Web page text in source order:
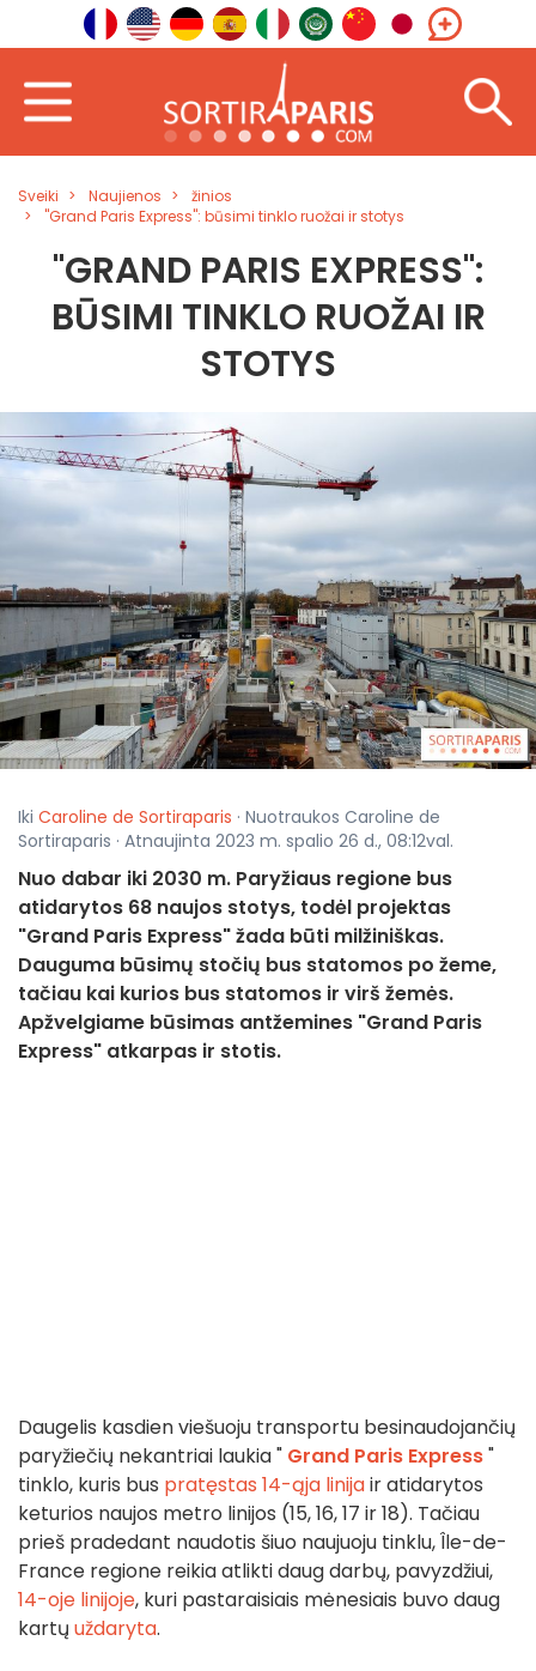
Sveiki Naujienos
žinios
"Grand Paris Express": būsimi tinklo ruožai ir stotys
"GRAND PARIS EXPRESS":
BŪSIMI TINKLO RUOŽAI IR
STOTYS
Iki Caroline de Sortiraparis · Nuotraukos Caroline de
Sortiraparis · Atnaujinta 2023 m. spalio 26 d., 08:12val.
Nuo dabar iki 2030 m. Paryžiaus regione bus
atidarytos 68 naujos stotys, todėl projektas
"Grand Paris Express" žada būti milžiniškas.
Dauguma būsimų stočių bus statomos po žeme,
tačiau kai kurios bus statomos ir virš žemės.
Apžvelgiame būsimas antžemines "Grand Paris
Express" atkarpas ir stotis.
Daugelis kasdien viešuoju transportu besinaudojančių
paryžiečių nekantriai laukia " Grand Paris Express"
tinklo, kuris bus pratęstas 14-ąja linijair atidarytos
keturios naujos metro linijos (15, 16, 17 ir 18). Tačiau
prieš pradedant naudotis šiuo naujuoju tinklu, Île-de-
France regione reikia atlikti daug darbų, pavyzdžiui,
14-oje linijoje, kuri pastaraisiais mėnesiais buvo daug
kartų uždaryta.